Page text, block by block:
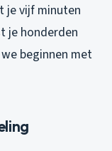
je vijf minuten
je honderden
beginnen met